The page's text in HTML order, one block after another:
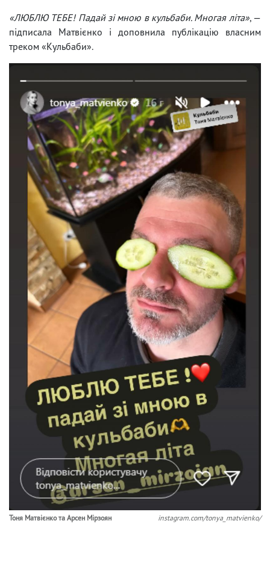
«ЛЮБЛЮ ТЕБЕ! Падай зі мною в кульбаби. Многая літа», —
підписала Матвієнко і доповнила публікацію власним
треком «Кульбаби».
Тоня Матвієнко та Арсен Мірзоян instagram.com/tonya_matvienko/